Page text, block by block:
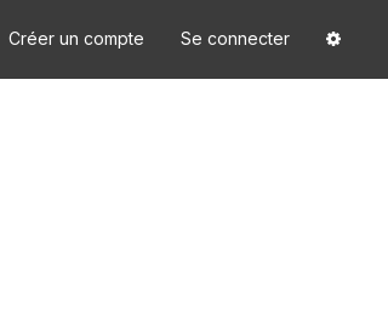
Créer un compte Se connecter